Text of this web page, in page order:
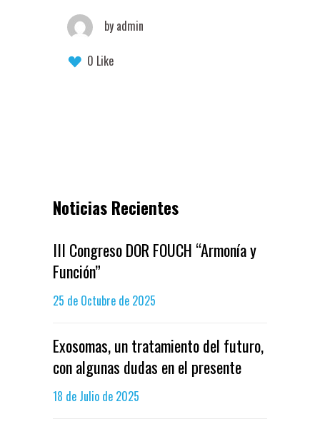
by admin
0 Like
Noticias Recientes
III Congreso DOR FOUCH “Armonía y
Función”
25 de Octubre de 2025
Exosomas, un tratamiento del futuro,
con algunas dudas en el presente
18 de Julio de 2025